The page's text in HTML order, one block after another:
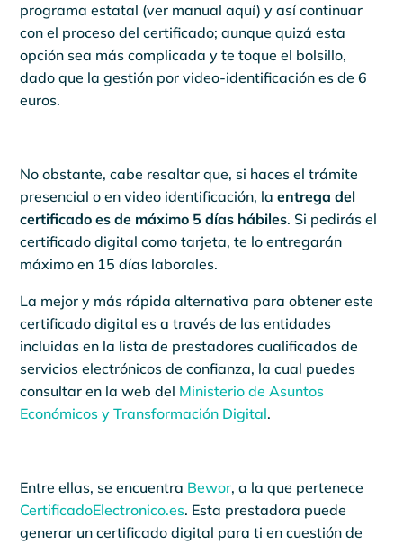
programa estatal (ver manual aquí) y así continuar
con el proceso del certificado; aunque quizá esta
opción sea más complicada y te toque el bolsillo,
dado que la gestión por video-identificación es de 6
euros.
No obstante, cabe resaltar que, si haces el trámite
presencial o en video identificación, laentrega del
certificado es de máximo 5 días hábiles. Si pedirás el
certificado digital como tarjeta, te lo entregarán
máximo en 15 días laborales.
La mejor y más rápida alternativa para obtener este
certificado digital es a través de las entidades
incluidas en la lista de prestadores cualificados de
servicios electrónicos de confianza, la cual puedes
consultar en la web del Ministerio de Asuntos
Económicos y Transformación Digital.
Entre ellas, se encuentra Bewor, a la que pertenece
CertificadoElectronico.es. Esta prestadora puede
generar un certificado digital para ti en cuestión de